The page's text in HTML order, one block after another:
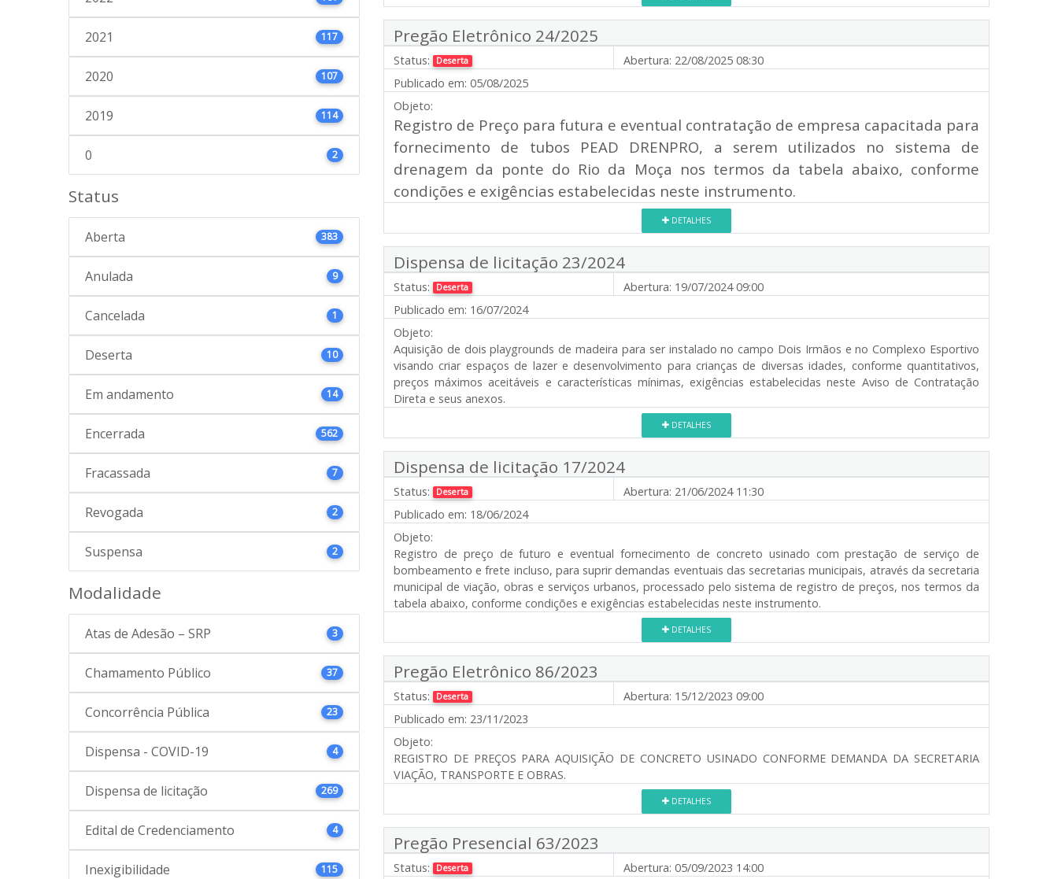
2021 117
2020 107
2019 114
0 2
Status
Aberta 383
Anulada 9
Cancelada 1
Deserta 10
Em andamento 14
Encerrada 562
Fracassada 7
Revogada 2
Suspensa 2
Modalidade
Atas de Adesão – SRP 3
Chamamento Público 37
Concorrência Pública 23
Dispensa - COVID-19 4
Dispensa de licitação 269
Edital de Credenciamento 4
Inexigibilidade 115
Pregão Eletrônico 24/2025
Status: Deserta Abertura: 22/08/2025 08:30
Publicado em: 05/08/2025
Objeto:
Registro de Preço para futura e eventual contratação de empresa capacitada para
fornecimento de tubos PEAD DRENPRO, a serem utilizados no sistema de
drenagem da ponte do Rio da Moça nos termos da tabela abaixo, conforme
condições e exigências estabelecidas neste instrumento.
DETALHES
Dispensa de licitação 23/2024
Status: Deserta Abertura: 19/07/2024 09:00
Publicado em: 16/07/2024
Objeto:
Aquisição de dois playgrounds de madeira para ser instalado no campo Dois Irmãos e no Complexo Esportivo
visando criar espaços de lazer e desenvolvimento para crianças de diversas idades, conforme quantitativos,
preços máximos aceitáveis e características mínimas, exigências estabelecidas neste Aviso de Contratação
Direta e seus anexos.
DETALHES
Dispensa de licitação 17/2024
Status: Deserta Abertura: 21/06/2024 11:30
Publicado em: 18/06/2024
Objeto:
Registro de preço de futuro e eventual fornecimento de concreto usinado com prestação de serviço de
bombeamento e frete incluso, para suprir demandas eventuais das secretarias municipais, através da secretaria
municipal de viação, obras e serviços urbanos, processado pelo sistema de registro de preços, nos termos da
tabela abaixo, conforme condições e exigências estabelecidas neste instrumento.
DETALHES
Pregão Eletrônico 86/2023
Status: Deserta Abertura: 15/12/2023 09:00
Publicado em: 23/11/2023
Objeto:
REGISTRO DE PREÇOS PARA AQUISIÇÃO DE CONCRETO USINADO CONFORME DEMANDA DA SECRETARIA
VIAÇÃO, TRANSPORTE E OBRAS.
DETALHES
Pregão Presencial 63/2023
Status: Deserta Abertura: 05/09/2023 14:00